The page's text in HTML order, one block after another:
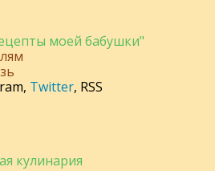
моей бабушки"
, Twitter, RSS
кулинария